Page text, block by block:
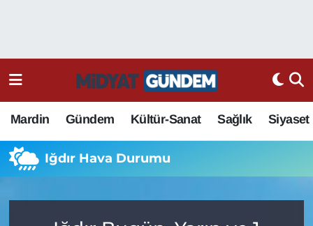
Mardin Gündem Kültür-Sanat Sağlık Siyaset
Iğdır Hava Durumu